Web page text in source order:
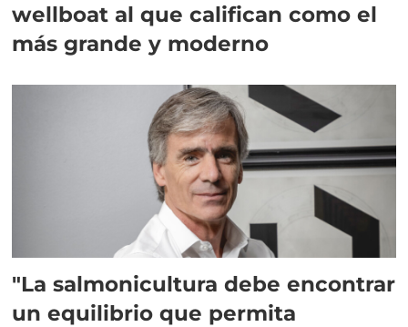
wellboat al que califican como el
más grande y moderno
"La salmonicultura debe encontrar
un equilibrio que permita